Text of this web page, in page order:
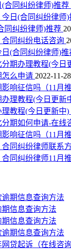
合同纠纷律师)推荐
日(合同纠纷律师)
同纠纷律师)推荐
同纠纷电话咨询
(合同纠纷律师)推
期办理教程(今日
怎么申请 2022-11-
响征信吗（11月
理教程(今日更新
教程(今日更新中)
期如何申请-在线
响征信吗（11月
同纠纷律师联系
同纠纷律师11月
期信息查询方法
信息查询方法
信息查询方法
期信息查询方法
贷起诉（在线咨询